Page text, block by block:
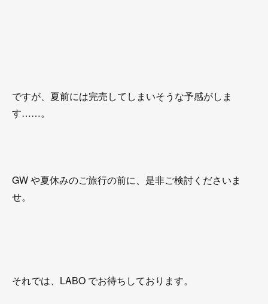
ですが、夏前には完売してしまいそうな予感がしま
す……。
GW や夏休みのご旅行の前に、是非ご検討くださいま
せ。
それでは、LABO でお待ちしております。